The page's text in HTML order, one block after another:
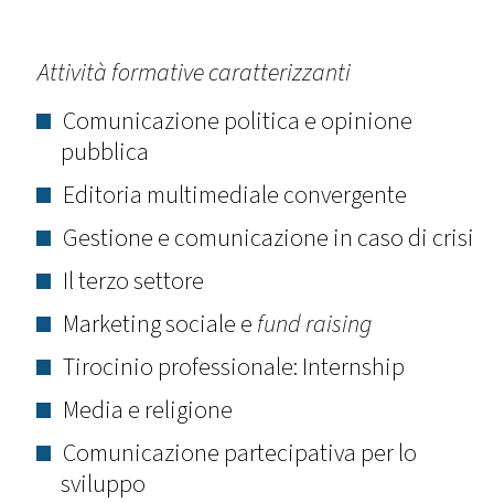
Attività formative caratterizzanti
Comunicazione politica e opinione
pubblica
Editoria multimediale convergente
Gestione e comunicazione in caso di crisi
Il terzo settore
Marketing sociale efund raising
Tirocinio professionale: Internship
Media e religione
Comunicazione partecipativa per lo
sviluppo